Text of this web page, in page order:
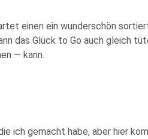
einen ein wunderschön
das Glück to Go auch gleich
— kann.
ich gemacht habe, aber hier